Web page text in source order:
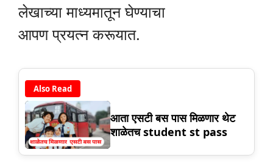
लेखाच्या माध्यमातून घेण्याचा
आपण प्रयत्न करूयात.
Also Read
आता एसटी बस पास मिळणार थेट
शाळेतच student st pass